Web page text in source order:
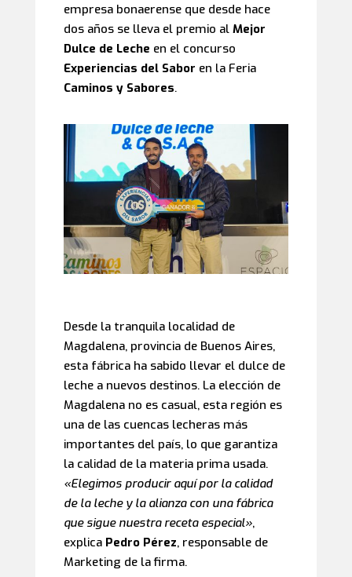
empresa bonaerense que desde hace
dos años se lleva el premio al Mejor
Dulce de Leche en el concurso
Experiencias del Sabor en la Feria
Caminos y Sabores.
Desde la tranquila localidad de
Magdalena, provincia de Buenos Aires,
esta fábrica ha sabido llevar el dulce de
leche a nuevos destinos. La elección de
Magdalena no es casual, esta región es
una de las cuencas lecheras más
importantes del país, lo que garantiza
la calidad de la materia prima usada.
«Elegimos producir aquí por la calidad
de la leche y la alianza con una fábrica
que sigue nuestra receta especial»,
explica Pedro Pérez, responsable de
Marketing de la firma.